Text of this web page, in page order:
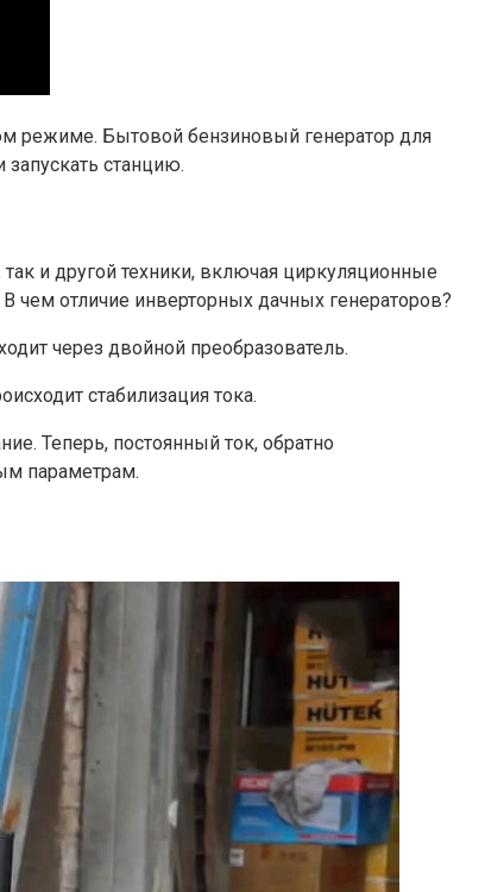
режиме. Бытовой бензиновый генератор для
станцию.
и другой техники, включая циркуляционные
отличие инверторных дачных генераторов?
через двойной преобразователь.
стабилизация тока.
Теперь, постоянный ток, обратно
параметрам.